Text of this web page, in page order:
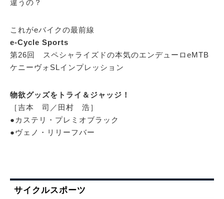
違うの？
これがeバイクの最前線
e-Cycle Sports
第26回 スペシャライズドの本気のエンデューロeMTB
ケニーヴォSLインプレッション
物欲グッズをトライ＆ジャッジ！
［吉本 司／田村 浩］
●カステリ・プレミオブラック
●ヴェノ・リリーフバー
サイクルスポーツ